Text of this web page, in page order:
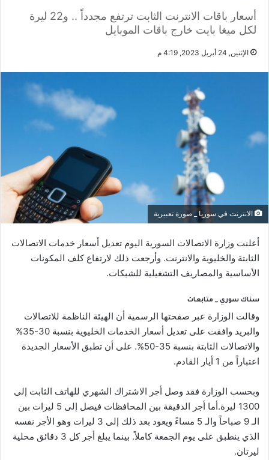
أسعار باقات الانترنت الثابت ترتفع مجدداً .. و22 ليرة
لكل ميغا بايت خارج باقات الموبايل
الإثنين, 24 أبريل 2023, 4:19 م
الانترنت في سوريا _ صورة تعبيرية
أعلنت وزارة الاتصالات السورية اليوم تعديل أسعار خدمات الاتصالات
الثابتة والخليوية والانترنت. وأرجعت ذلك لارتفاع كلف المكونات
الأساسية والمصاريف التشغيلية للشبكات.
سناك سوري _ متابعات
وقالت الوزارة عبر صفحتها الرسمية أن الهيئة الناظمة للاتصالات
والبريد وافقت على تعديل أسعار الخدمات الخليوية بنسبة 30-35%
والاتصالات الثابتة بنسبة 35-50%. على أن تطبق الأسعار الجديدة
اعتباراً من 1 أيار القادم.
وبحسب الوزارة فقد وصل أجر الاشتراك الشهري للهاتف الثابت إلى
1300 ليرة.أما أجر الدقيقة بين المحافظات فيصل إلى 5 ليرات بين
الـ 9 صباحاً والـ 5 مساءً ويعود بعد ذلك إلى 3 ليرات وهو الأجر نفسه
الذي ينطبق على يوم الجمعة كاملاً. بينما يبلغ أجر كل 3 دقائق محلية
ليرتان.